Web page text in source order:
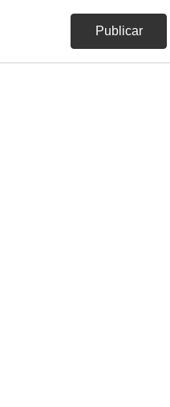
Publicar